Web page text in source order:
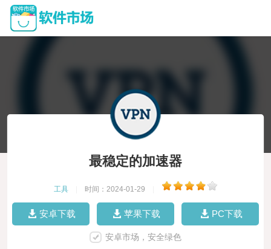
最稳定的加速器
工具 时间：2024-01-29
安卓下载 苹果下载 PC下载
安卓市场，安全绿色